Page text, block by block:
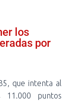
los
por
que intenta al
puntos